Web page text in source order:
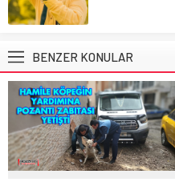
BENZER KONULAR